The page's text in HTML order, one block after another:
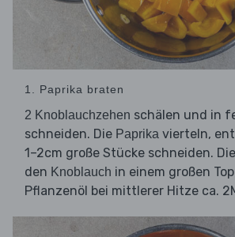
1. Paprika braten
2 Knoblauchzehen schälen und in
schneiden. Die Paprika vierteln,
1–2cm große Stücke schneiden. Die
den Knoblauch in einem großen
Pflanzenöl bei mittlerer Hitze ca.